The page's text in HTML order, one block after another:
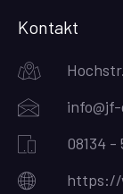
Kontakt
08134 -
https://